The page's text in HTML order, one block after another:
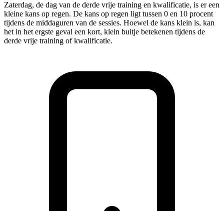
Zaterdag, de dag van de derde vrije training en kwalificatie, is er een
kleine kans op regen. De kans op regen ligt tussen 0 en 10 procent
tijdens de middaguren van de sessies. Hoewel de kans klein is, kan
het in het ergste geval een kort, klein buitje betekenen tijdens de
derde vrije training of kwalificatie​.